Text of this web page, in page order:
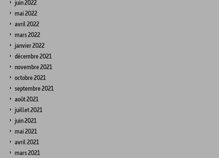
juin 2022
mai 2022
avril 2022
mars 2022
janvier 2022
décembre 2021
novembre 2021
octobre 2021
septembre 2021
août 2021
juillet 2021
juin 2021
mai 2021
avril 2021
mars 2021